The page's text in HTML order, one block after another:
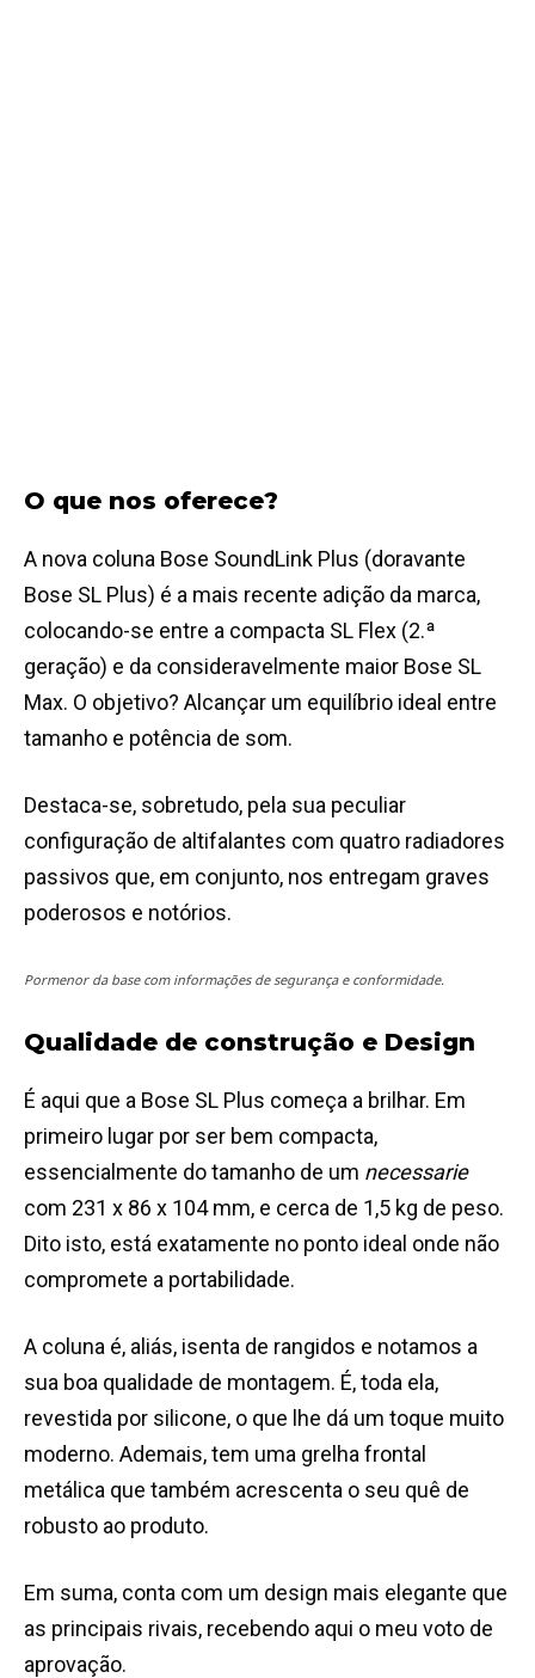
O que nos oferece?
A nova coluna Bose SoundLink Plus (doravante
Bose SL Plus) é a mais recente adição da marca,
colocando-se entre a compacta SL Flex (2.ª
geração) e da consideravelmente maior Bose SL
Max. O objetivo? Alcançar um equilíbrio ideal entre
tamanho e potência de som.
Destaca-se, sobretudo, pela sua peculiar
configuração de altifalantes com quatro radiadores
passivos que, em conjunto, nos entregam graves
poderosos e notórios.
Pormenor da base com informações de segurança e conformidade.
Qualidade de construção e Design
É aqui que a Bose SL Plus começa a brilhar. Em
primeiro lugar por ser bem compacta,
essencialmente do tamanho de um necessarie
com 231 x 86 x 104 mm, e cerca de 1,5 kg de peso.
Dito isto, está exatamente no ponto ideal onde não
compromete a portabilidade.
A coluna é, aliás, isenta de rangidos e notamos a
sua boa qualidade de montagem. É, toda ela,
revestida por silicone, o que lhe dá um toque muito
moderno. Ademais, tem uma grelha frontal
metálica que também acrescenta o seu quê de
robusto ao produto.
Em suma, conta com um design mais elegante que
as principais rivais, recebendo aqui o meu voto de
aprovação.